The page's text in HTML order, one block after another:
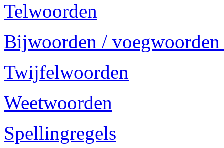
Telwoorden
Bijwoorden /
Twijfelwoorden
Weetwoorden
Spellingregels